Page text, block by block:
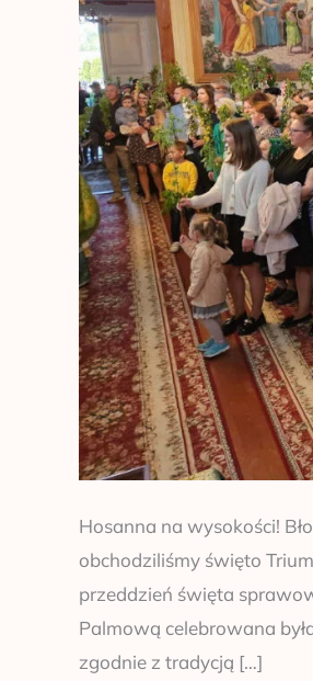
Hosanna na wysokości!
obchodziliśmy święto
przeddzień święta
Palmową celebrowana
zgodnie z tradycją […]